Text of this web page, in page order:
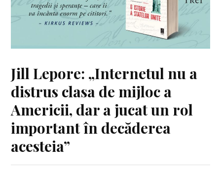
Jill Lepore: „Internetul nu a
distrus clasa de mijloc a
Americii, dar a jucat un rol
important în decăderea
acesteia”